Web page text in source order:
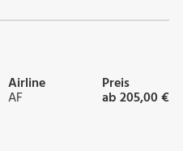
Airline
AF
Preis
ab 205,00 €